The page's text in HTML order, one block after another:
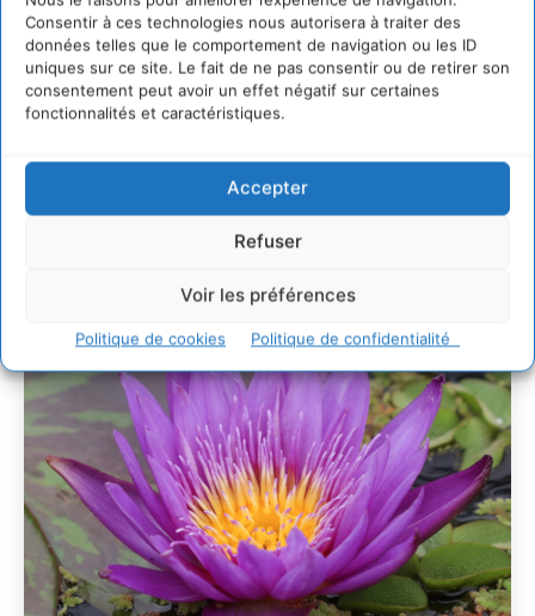
Consentir à ces technologies nous autorisera à traiter des
données telles que le comportement de navigation ou les ID
uniques sur ce site. Le fait de ne pas consentir ou de retirer son
consentement peut avoir un effet négatif sur certaines
fonctionnalités et caractéristiques.
Accepter
Refuser
Voir les préférences
Politique de cookies Politique de confidentialité
Un kit citoyen pour lever les freins au
développement des forêts comestibles dans nos
villes
29 juillet 2026
28 juillet 2026
7 indicateurs pour des villes résilientes et durables,
adaptées au changement climatique